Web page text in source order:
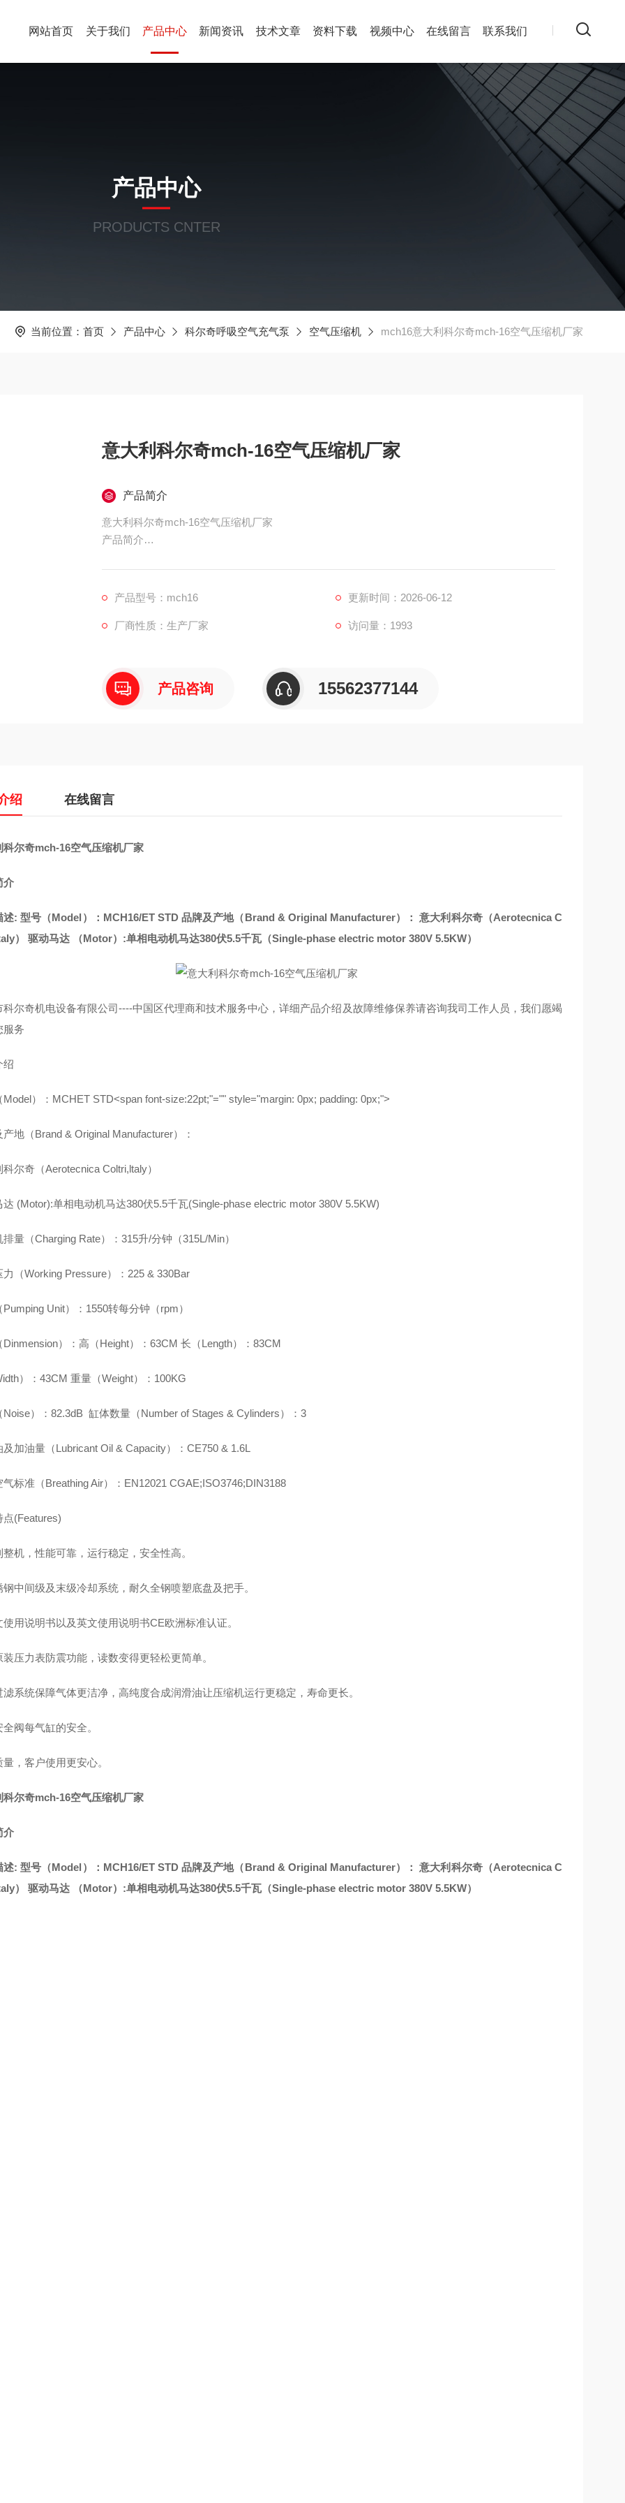
网站首页 关于我们 产品中心 新闻资讯 技术文章 资料下载 视频中心 在线留言 联系我们
产品中心
PRODUCTS CNTER
当前位置： 首页 产品中心 科尔奇呼吸空气充气泵 空气压缩机 mch16意大利科尔奇mch-16空气压缩机厂家
意大利科尔奇mch-16空气压缩机厂家
产品简介
意大利科尔奇mch-16空气压缩机厂家
产品简介
产品型号：mch16
更新时间：2026-06-12
厂商性质：生产厂家 访问量：1993
产品咨询 15562377144
绍 在线留言
科尔奇mch-16空气压缩机厂家
介
述: 型号（Model）：MCH16/ET STD 品牌及产地（Brand & Original Manufacturer）： 意大利科尔奇（Aerotecnica C
） 驱动马达 （Motor）:单相电动机马达380伏5.5千瓦（Single-phase electric motor 380V 5.5KW）
科尔奇机电设备有限公司----中国区代理商和技术服务中心，详细产品介绍及故障维修保养请咨询我司工作人员，我们愿竭
服务
绍
Model）：MCHET STD<span font-size:22pt;"="" style="margin: 0px; padding: 0px;">
地（Brand & Original Manufacturer）：
尔奇（Aerotecnica Coltri,ltaly）
达 (Motor):单相电动机马达380伏5.5千瓦(Single-phase electric motor 380V 5.5KW)
量（Charging Rate）：315升/分钟（315L/Min）
力（Working Pressure）：225 & 330Bar
Unit）：1550转每分钟（rpm）
Dinmension）：高（Height）：63CM 长（Length）：83CM
）：43CM 重量（Weight）：100KG
Noise）：82.3dB 缸体数量（Number of Stages & Cylinders）：3
及加油量（Lubricant Oil & Capacity）：CE750 & 1.6L
气标准（Breathing Air）：EN12021 CGAE;ISO3746;DIN3188
点(Features)
机，性能可靠，运行稳定，安全性高。
钢中间级及末级冷却系统，耐久全钢喷塑底盘及把手。
使用说明书以及英文使用说明书CE欧洲标准认证。
装压力表防震功能，读数变得更轻松更简单。
滤系统保障气体更洁净，高纯度合成润滑油让压缩机运行更稳定，寿命更长。
阀每气缸的安全。
，客户使用更安心。
科尔奇mch-16空气压缩机厂家
介
述: 型号（Model）：MCH16/ET STD 品牌及产地（Brand & Original Manufacturer）： 意大利科尔奇（Aerotecnica C
） 驱动马达 （Motor）:单相电动机马达380伏5.5千瓦（Single-phase electric motor 380V 5.5KW）